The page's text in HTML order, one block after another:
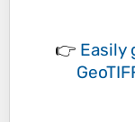
👉 Easily